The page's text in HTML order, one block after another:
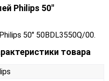
Philips 50"
50" 50BDL3550Q/00.
товара